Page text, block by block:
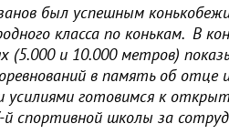
был успешным
класса по конькам. В
(5.000 и 10.000 метров)
в память об отце
готовимся к
й спортивной школы за